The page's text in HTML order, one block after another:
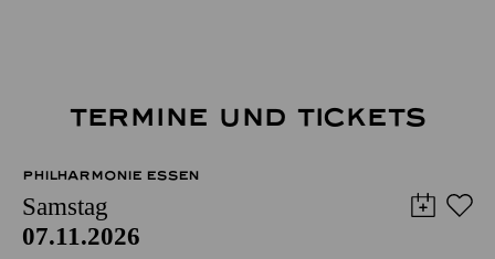
TERMINE UND TICKETS
PHILHARMONIE ESSEN
Samstag
07.11.2026